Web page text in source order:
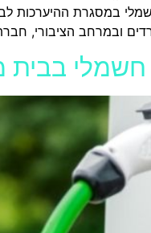
במסגרת ההיערכות
ובמרחב הציבורי,
בבית